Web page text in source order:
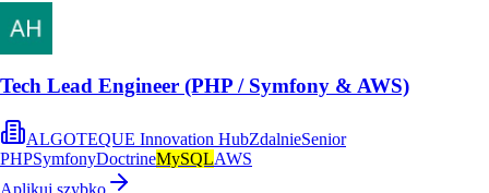
Tech Lead Engineer (PHP / Symfony & AWS)
ALGOTEQUE Innovation HubZdalnieSenior
PHPSymfonyDoctrineMySQLAWS
Aplikuj szybko